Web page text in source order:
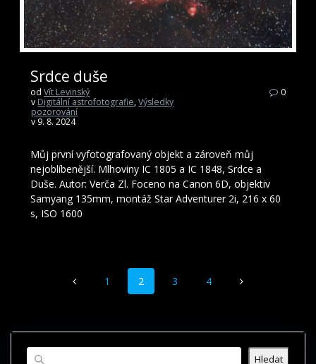
Srdce duše
od Vít Levinský
v Digitální astrofotografie,Výsledky
pozorování
v 9. 8. 2024
0
Můj první vyfotografovaný objekt a zároveň můj
nejoblíbenější. Mlhoviny IC 1805 a IC 1848, Srdce a
Duše. Autor: Verča Zl. Foceno na Canon 6D, objektiv
Samyang 135mm, montáž Star Adventurer 2i, 216 x 60
s, ISO 1600
navigaceStránka
1 Stránka
2 Stránka
3 Stránka
4
Hledat